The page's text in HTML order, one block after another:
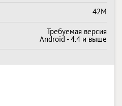
42M
Требуемая версия
Android - 4.4 и выше